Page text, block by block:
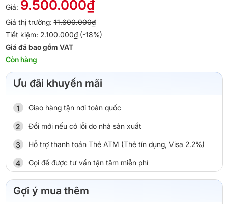
Giá: 9.500.000₫
Giá thị trường:11.600.000₫
Tiết kiệm: 2.100.000₫ (-18%)
Giá đã bao gồm VAT
Còn hàng
Ưu đãi khuyến mãi
Giao hàng tận nơi toàn quốc
Đổi mới nếu có lỗi do nhà sản xuất
Hỗ trợ thanh toán Thẻ ATM (Thẻ tín dụng, Visa 2.2%)
Gọi để được tư vấn tận tâm miễn phí
Gợi ý mua thêm